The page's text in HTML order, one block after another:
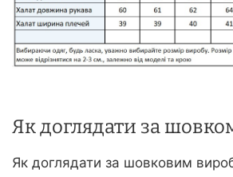
Як доглядати за
Як доглядати за шовковим